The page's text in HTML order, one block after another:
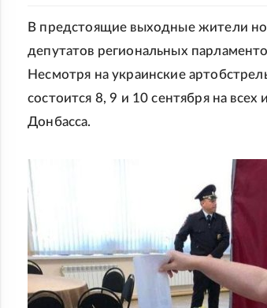
В предстоящие выходные жители
депутатов региональных
Несмотря на украинские
состоится 8, 9 и 10 сентября на всех
Донбасса.